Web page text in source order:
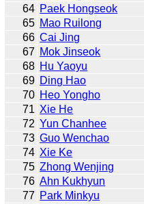
64 Paek Hongseok
65 Mao Ruilong
66 Cai Jing
67 Mok Jinseok
68 Hu Yaoyu
69 Ding Hao
70 Heo Yongho
71 Xie He
72 Yun Chanhee
73 Guo Wenchao
74 Xie Ke
75 Zhong Wenjing
76 Ahn Kukhyun
77 Park Minkyu